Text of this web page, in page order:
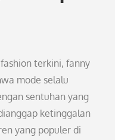
terkini, fanny
mode selalu
sentuhan yang
ketinggalan
yang populer di